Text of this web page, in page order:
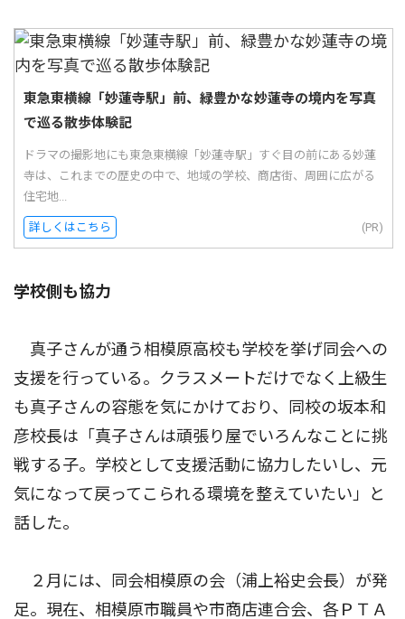
東急東横線「妙蓮寺駅」前、緑豊かな妙蓮寺の境内を写真
で巡る散歩体験記
ドラマの撮影地にも東急東横線「妙蓮寺駅」すぐ目の前にある妙蓮
寺は、これまでの歴史の中で、地域の学校、商店街、周囲に広がる
住宅地...
詳しくはこちら (PR)
学校側も協力
真子さんが通う相模原高校も学校を挙げ同会への
支援を行っている。クラスメートだけでなく上級生
も真子さんの容態を気にかけており、同校の坂本和
彦校長は「真子さんは頑張り屋でいろんなことに挑
戦する子。学校として支援活動に協力したいし、元
気になって戻ってこられる環境を整えていたい」と
話した。
２月には、同会相模原の会（浦上裕史会長）が発
足。現在、相模原市職員や市商店連合会、各ＰＴＡ